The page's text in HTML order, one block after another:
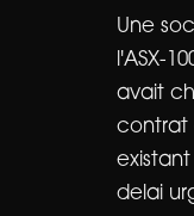
Une
l'ASX-
avait
contrat
delai